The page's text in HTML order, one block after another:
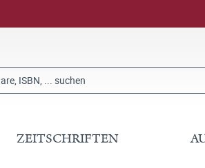
ZEITSCHRIFTEN